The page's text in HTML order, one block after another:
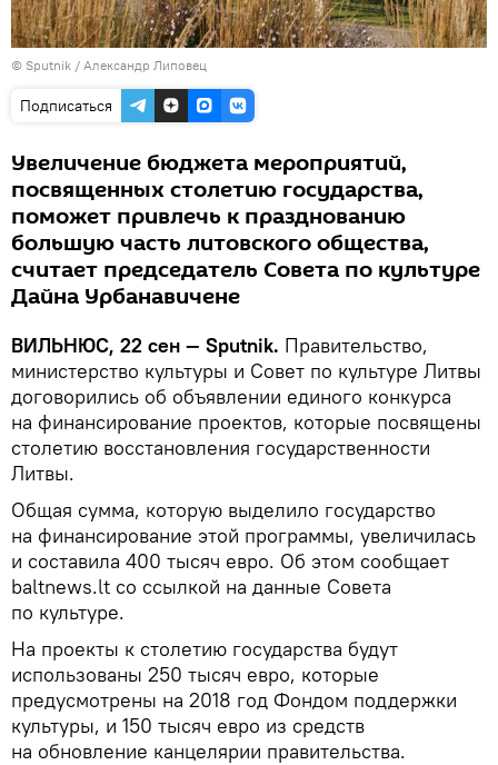
© Sputnik / Александр Липовец
Подписаться
Увеличение бюджета мероприятий,
посвященных столетию государства,
поможет привлечь к празднованию
большую часть литовского общества,
считает председатель Совета по культуре
Дайна Урбанавичене
ВИЛЬНЮС, 22 сен — Sputnik. Правительство,
министерство культуры и Совет по культуре Литвы
договорились об объявлении единого конкурса
на финансирование проектов, которые посвящены
столетию восстановления государственности
Литвы.
Общая сумма, которую выделило государство
на финансирование этой программы, увеличилась
и составила 400 тысяч евро. Об этом сообщает
baltnews.lt со ссылкой на данные Совета
по культуре.
На проекты к столетию государства будут
использованы 250 тысяч евро, которые
предусмотрены на 2018 год Фондом поддержки
культуры, и 150 тысяч евро из средств
на обновление канцелярии правительства.